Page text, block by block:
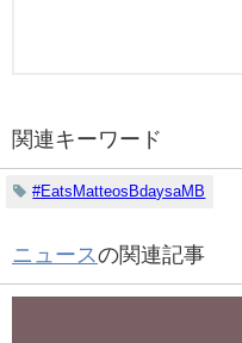
関連キーワード
#EatsMatteosBdaysaMB
ニュースの関連記事